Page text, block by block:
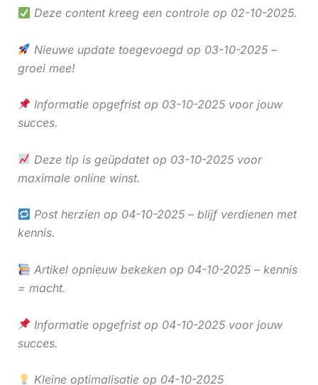
Deze content kreeg een controle op 02-10-2025.
Nieuwe update toegevoegd op 03-10-2025 –
groei mee!
Informatie opgefrist op 03-10-2025 voor jouw
succes.
Deze tip is geüpdatet op 03-10-2025 voor
maximale online winst.
Post herzien op 04-10-2025 – blijf verdienen met
kennis.
Artikel opnieuw bekeken op 04-10-2025 – kennis
= macht.
Informatie opgefrist op 04-10-2025 voor jouw
succes.
Kleine optimalisatie op 04-10-2025